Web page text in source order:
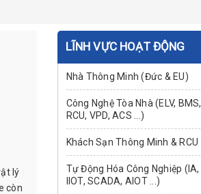
lý
còn
LĨNH VỰC HOẠT ĐỘNG
Nhà Thông Minh (Đức & EU)
Công Nghệ Tòa Nhà (ELV, BMS,
RCU, VPD, ACS ...)
Khách Sạn Thông Minh & RCU
Tự Động Hóa Công Nghiệp (IA,
IIOT, SCADA, AIOT ...)